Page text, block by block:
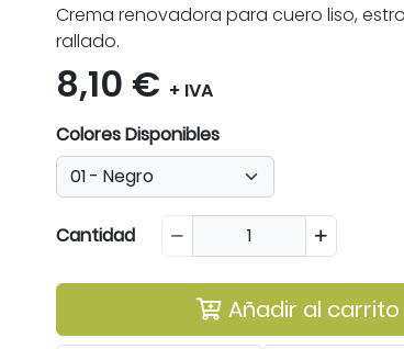
Crema renovadora para cuero liso,
rallado.
8,10 € + IVA
Colores Disponibles
Cantidad
Añadir al carrito